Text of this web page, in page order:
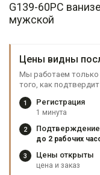
G139-60PC
мужской
Цены видны
Мы работаем
того, как
1 Регистрация
1 минута
2 Подтверждение
до 2 рабочих
3 Цены открыты
цена и заказ